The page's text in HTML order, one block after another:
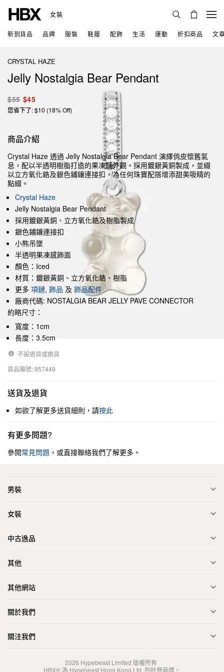
女裝
新到貨品 品牌 服裝 鞋履 配飾 生活 運動 折扣商品 文
CRYSTAL HAZE
Jelly Nostalgia Bear Pendant
$55 $45
您省下了: $10 (18% Off)
商品介紹
Crystal Haze 透過 Jelly Nostalgia Bear Pendant 演繹俏皮懷舊氣
息，配以半透明樹脂打造的果凍感外觀。採用鍍銀黃銅製成，並綴
以立方氧化鋯及銀色鋪鑲連接扣，為任何珠寶配搭增添甜美吸睛的
點綴。
Crystal Haze
Jelly Nostalgia Bear Pendant
採用鍍銀黃銅、立方氧化鋯及樹脂製成
銀色鋪鑲連接扣
小熊吊墜
半透明果凍感飾面
顏色：Iced
材質：鍍銀黃銅、立方氧化鋯、樹脂
更多 項鏈, 飾品 及 飾品配件
廠商代碼: NOSTALGIA BEAR JELLY PAVE CONNECTOR
約略尺寸：
寬度：1cm
長度：3.5cm
不設退貨或換貨
貨品編號: 957449
送貨及退貨
如欲了解更多送貨細則，請按此
有更多問題?
參閱常見問題 ，或直接聯絡我們了解更多。
男裝
女裝
中古逸品
其他
其他網站
關於我們
關注我們
2026 Hypebeast Limited 版權所有
HBX® 為 Hypebeast Hong Kong Ltd. 的註冊商標。